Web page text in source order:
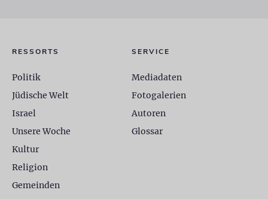
RESSORTS
Politik
Jüdische Welt
Israel
Unsere Woche
Kultur
Religion
Gemeinden
SERVICE
Mediadaten
Fotogalerien
Autoren
Glossar